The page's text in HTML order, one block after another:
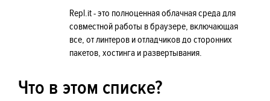
Repl.it - ​​это полноценная облачная среда для
совместной работы в браузере, включающая
все, от линтеров и отладчиков до сторонних
пакетов, хостинга и развертывания.
Что в этом списке?